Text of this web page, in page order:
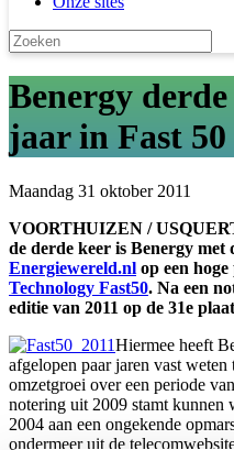
Benergy
jaar in Fast 50
Maandag 31 oktober 2011
VOORTHUIZEN /
de derde keer is Benergy met
Energiewereld.nl op een
Technology Fast50. Na een
editie van 2011 op de 31e
Hiermee heeft
afgelopen paar jaren vast
omzetgroei over een periode
notering uit 2009 stamt kunnen
2004 aan een ongekende
ondermeer uit de